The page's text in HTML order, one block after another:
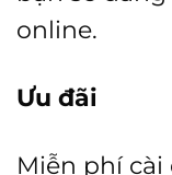
online.
Ưu đãi
Miễn phí